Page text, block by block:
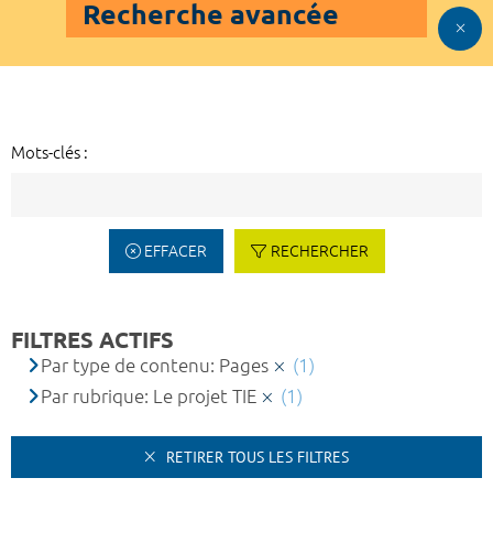
Recherche avancée
Mots-clés :
EFFACER RECHERCHER
FILTRES ACTIFS
Par type de contenu: Pages
(1)
Par rubrique: Le projet TIE
(1)
RETIRER TOUS LES FILTRES